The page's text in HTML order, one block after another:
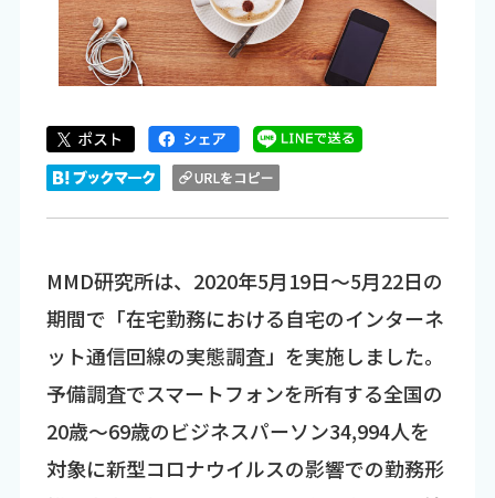
MMD研究所は、2020年5月19日～5月22日の
期間で「在宅勤務における自宅のインターネ
ット通信回線の実態調査」を実施しました。
予備調査でスマートフォンを所有する全国の
20歳～69歳のビジネスパーソン34,994人を
対象に新型コロナウイルスの影響での勤務形